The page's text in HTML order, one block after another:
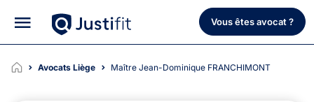
Vous êtes avocat ?
Avocats Liège Maître Jean-Dominique FRANCHIMONT